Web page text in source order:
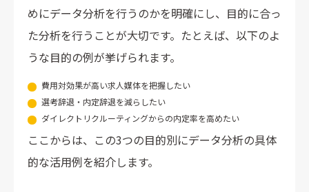
めにデータ分析を行うのかを明確にし、目的に合っ
た分析を行うことが大切です。たとえば、以下のよ
うな目的の例が挙げられます。
費用対効果が高い求人媒体を把握したい
選考辞退・内定辞退を減らしたい
ダイレクトリクルーティングからの内定率を高めたい
ここからは、この3つの目的別にデータ分析の具体
的な活用例を紹介します。